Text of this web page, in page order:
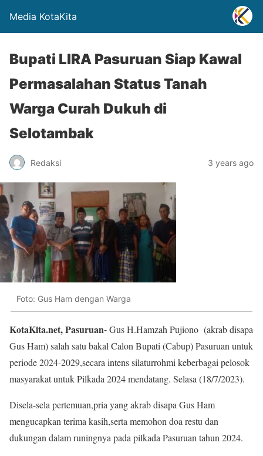
Media KotaKita
Bupati LIRA Pasuruan Siap Kawal
Permasalahan Status Tanah
Warga Curah Dukuh di
Selotambak
Redaksi 3 years ago
Foto: Gus Ham dengan Warga
KotaKita.net, Pasuruan-Gus H.Hamzah Pujiono (akrab disapa
Gus Ham) salah satu bakal Calon Bupati (Cabup) Pasuruan untuk
periode 2024-2029,secara intens silaturrohmi keberbagai pelosok
masyarakat untuk Pilkada 2024 mendatang. Selasa (18/7/2023).
Disela-sela pertemuan,pria yang akrab disapa Gus Ham
mengucapkan terima kasih,serta memohon doa restu dan
dukungan dalam runingnya pada pilkada Pasuruan tahun 2024.